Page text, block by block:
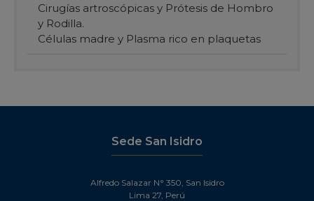
Cirugías artroscópicas y Prótesis de Hombro
y Rodilla.
Células madre y Plasma rico en plaquetas
Sede San Isidro
Alfredo Salazar N° 350, San Isidro
Lima 27, Perú